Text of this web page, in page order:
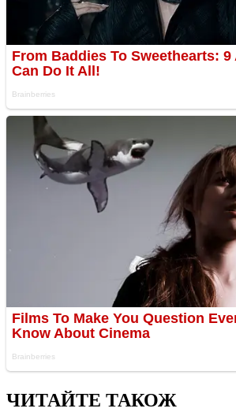
ЧИТАЙТЕ ТАКОЖ